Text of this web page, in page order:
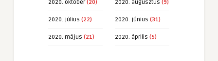
2020. október(20) 2020. augusztus (9)
2020. július (22) 2020. június (31)
2020. május (21) 2020. április (5)